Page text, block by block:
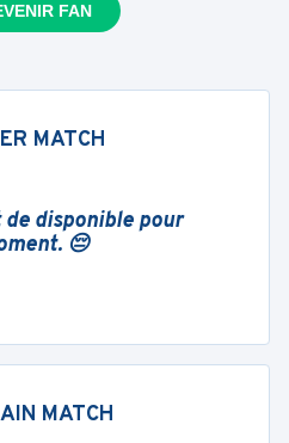
FAN
MATCH
disponible pour
😔
MATCH